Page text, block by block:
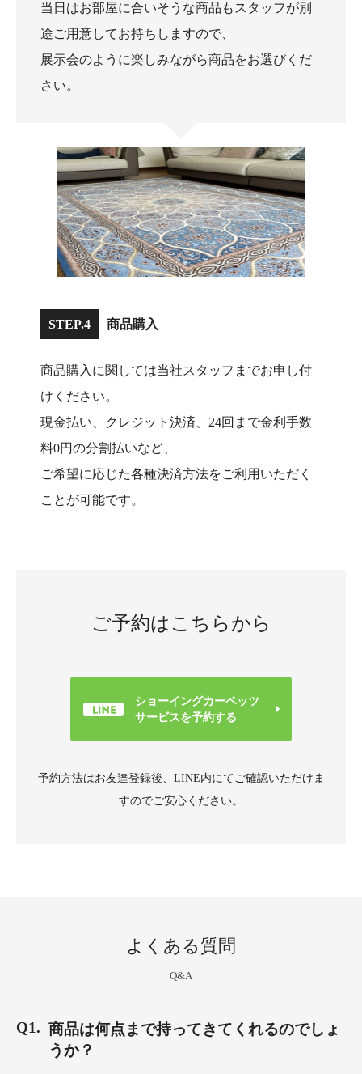
当日はお部屋に合いそうな商品もスタッフが別
途ご用意してお持ちしますので、
展示会のように楽しみながら商品をお選びくだ
さい。
STEP.4 商品購入
商品購入に関しては当社スタッフまでお申し付
けください。
現金払い、クレジット決済、24回まで金利手数
料0円の分割払いなど、
ご希望に応じた各種決済方法をご利用いただく
ことが可能です。
ご予約はこちらから
ショーイングカーペッツ
サービスを予約する
予約方法はお友達登録後、 LINE内にてご確認いただけま
すのでご安心ください。
よくある質問
Q&A
商品は何点まで持ってきてくれるのでしょ
うか？